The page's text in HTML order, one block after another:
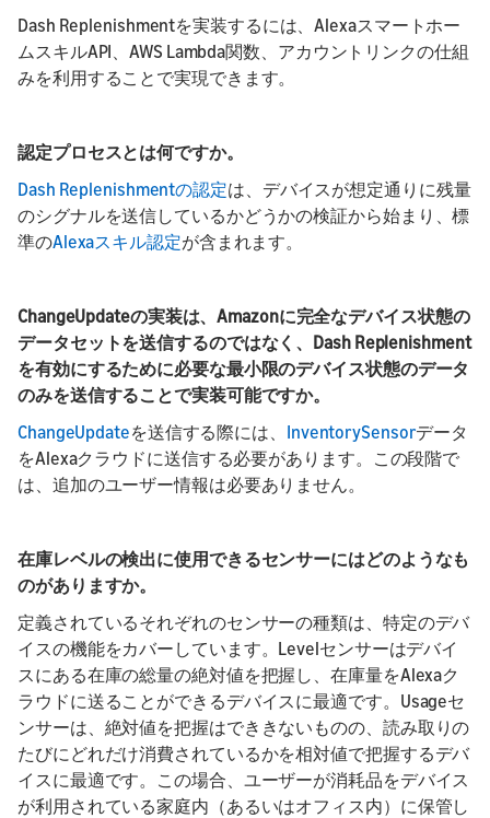
Dash Replenishmentを実装するには、Alexaスマートホー
ムスキルAPI、AWS Lambda関数、アカウントリンクの仕組
みを利用することで実現できます。
認定プロセスとは何ですか。
Dash Replenishmentの認定は、デバイスが想定通りに残量
のシグナルを送信しているかどうかの検証から始まり、標
準のAlexaスキル認定が含まれます。
ChangeUpdateの実装は、Amazonに完全なデバイス状態の
データセットを送信するのではなく、Dash Replenishment
を有効にするために必要な最小限のデバイス状態のデータ
のみを送信することで実装可能ですか。
ChangeUpdateを送信する際には、 InventorySensorデータ
をAlexaクラウドに送信する必要があります。この段階で
は、追加のユーザー情報は必要ありません。
在庫レベルの検出に使用できるセンサーにはどのようなも
のがありますか。
定義されているそれぞれのセンサーの種類は、特定のデバ
イスの機能をカバーしています。Levelセンサーはデバイ
スにある在庫の総量の絶対値を把握し、在庫量をAlexaク
ラウドに送ることができるデバイスに最適です。Usageセ
ンサーは、絶対値を把握はでききないものの、読み取りの
たびにどれだけ消費されているかを相対値で把握するデバ
イスに最適です。この場合、ユーザーが消耗品をデバイス
が利用されている家庭内（あるいはオフィス内）に保管し